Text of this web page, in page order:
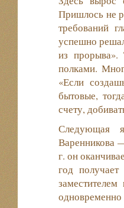
Пришлось не
требований
успешно
из прорыва».
полками.
«Если
бытовые,
счету,
Следующая
Варенникова
г. он
год
одновременно